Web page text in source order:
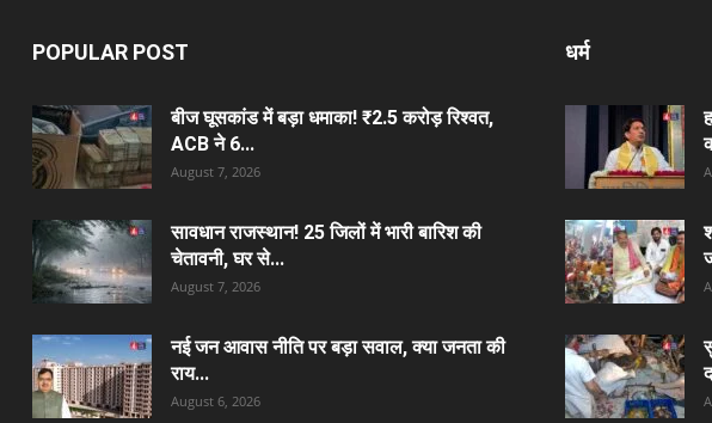
POPULAR POST
बीज घूसकांड में बड़ा धमाका! ₹2.5 करोड़ रिश्वत,
ACB ने 6...
August 7, 2026
सावधान राजस्थान! 25 जिलों में भारी बारिश की
चेतावनी, घर से...
August 7, 2026
नई जन आवास नीति पर बड़ा सवाल, क्या जनता की
राय...
August 6, 2026
धर्म